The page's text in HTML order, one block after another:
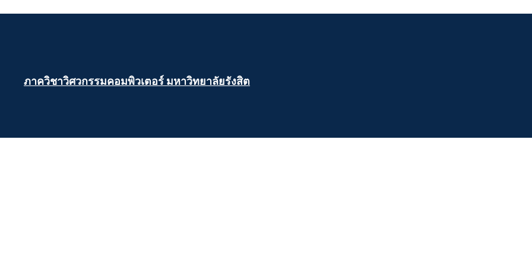
ภาควิชาวิศวกรรมคอมพิวเตอร์ มหาวิทยาลัยรังสิต